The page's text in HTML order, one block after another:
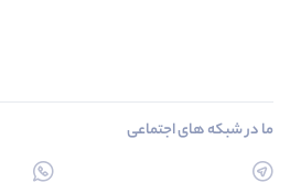
ما در شبکه های اجتماعی